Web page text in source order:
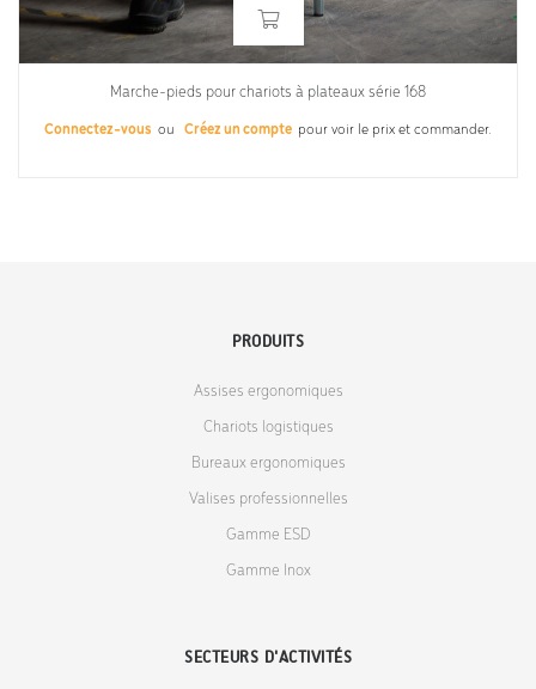
Marche-pieds pour chariots à plateaux série 168
Connectez-vous ou Créez un compte pour voir le prix et commander.
PRODUITS
Assises ergonomiques
Chariots logistiques
Bureaux ergonomiques
Valises professionnelles
Gamme ESD
Gamme Inox
SECTEURS D'ACTIVITÉS